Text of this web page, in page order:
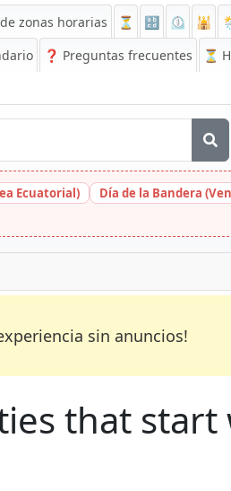
zonas horarias ⏳ 🔡 ⏲️ 🕌
❓ Preguntas frecuentes
⏳
Ecuatorial)
Día de la Bandera
sin anuncios!
that start